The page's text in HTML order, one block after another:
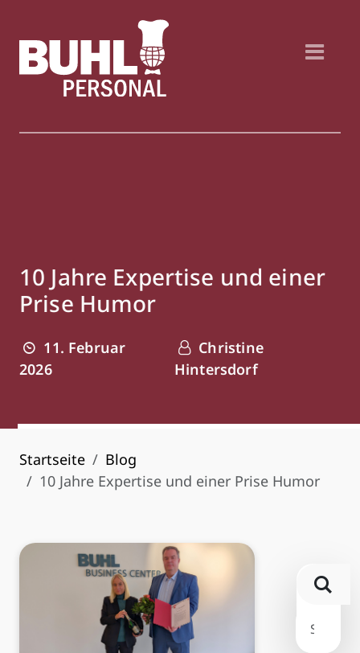
10 Jahre Expertise und einer
Prise Humor
11. Februar
2026
Christine
Hintersdorf
Startseite
Blog
10 Jahre Expertise und einer Prise Humor